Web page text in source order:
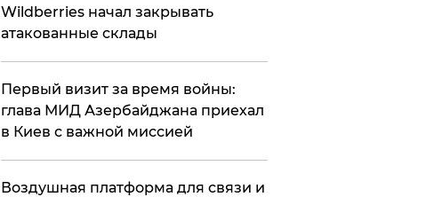
Wildberries начал закрывать
атакованные склады
Первый визит за время войны:
глава МИД Азербайджана приехал
в Киев с важной миссией
Воздушная платформа для связи и